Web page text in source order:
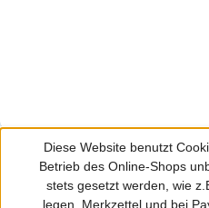
Diese Website benutzt
Betrieb des Online-Shops
stets gesetzt werden, wie
legen, Merkzettel und bei